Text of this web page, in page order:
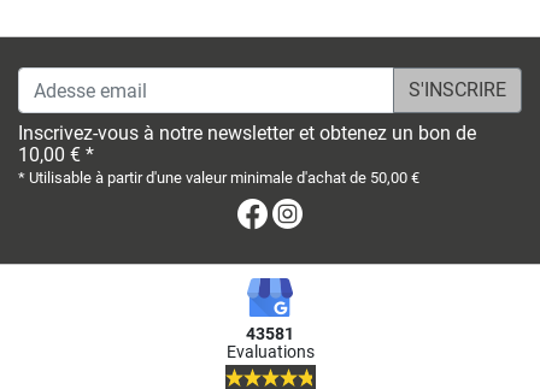
Adesse email
Inscrivez-vous à notre newsletter et obtenez un bon de
10,00 € *
* Utilisable à partir d'une valeur minimale d'achat de 50,00 €
Facebook
43581
Evaluations